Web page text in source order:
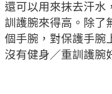
還可以用來抹去汗水
訓護腕來得高。除了
個手腕，對保護手腕
沒有健身／重訓護腕